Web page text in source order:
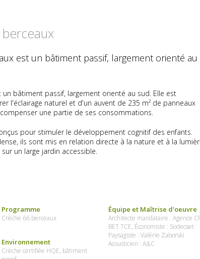
est un bâtiment passif, largement orienté au
bâtiment passif, largement orienté au sud. Elle est
l'éclairage naturel et d'un auvent de 235 m² de panneaux
une partie de ses consommations.
pour stimuler le développement cognitif des enfants.
ils sont mis en relation directe à la nature et à la
un large jardin accessible.
Programme
Crèche 66 berceaux
Environnement
Crèche certifiée HQE, bâtiment
Équipe et Maîtrise d'oeuvre
Architecte mandataire : Agence
BET TCE, Économiste : Sodecset
Paysagiste : Valérie Zaborski
Acousticien : A&C